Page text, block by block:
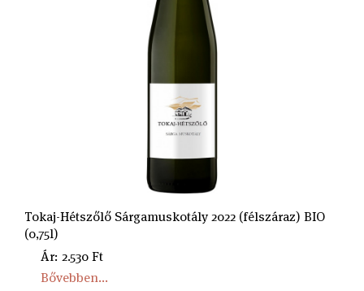
Tokaj-Hétszőlő Sárgamuskotály 2022 (félszáraz) BIO
(0,75l)
Ár: 2.530 Ft
Bővebben...